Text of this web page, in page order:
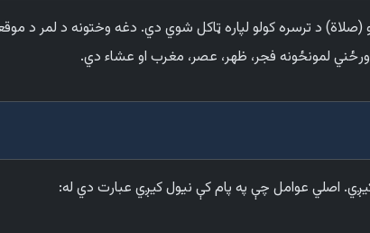
د ترسره کولو لپاره ټاکل شوي دي. دغه وختونه د لمر د
لمونځونه فجر، ظهر، عصر، مغرب او عشاء دي.
اصلي عوامل چې په پام کې نیول کیږي عبارت دي له: